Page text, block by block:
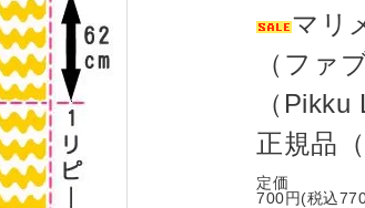
マリ
（ファ
（
正規品
定価
700円(税込